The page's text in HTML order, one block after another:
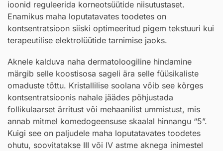
ioonid reguleerida korneotsüütide niisutustaset.
Enamikus maha loputatavates toodetes on
kontsentratsioon siiski optimeeritud pigem tekstuuri kui
terapeutilise elektrolüütide tarnimise jaoks.
Aknele kalduva naha dermatoloogiline hindamine
märgib selle koostisosa sageli ära selle füüsikaliste
omaduste tõttu. Kristallilise soolana võib see kõrges
kontsentratsioonis nahale jäädes põhjustada
follikulaarset ärritust või mehaanilist ummistust, mis
annab mitmel komedogeensuse skaalal hinnangu “5”.
Kuigi see on paljudele maha loputatavates toodetes
ohutu, soovitatakse III või IV astme aknega inimestel